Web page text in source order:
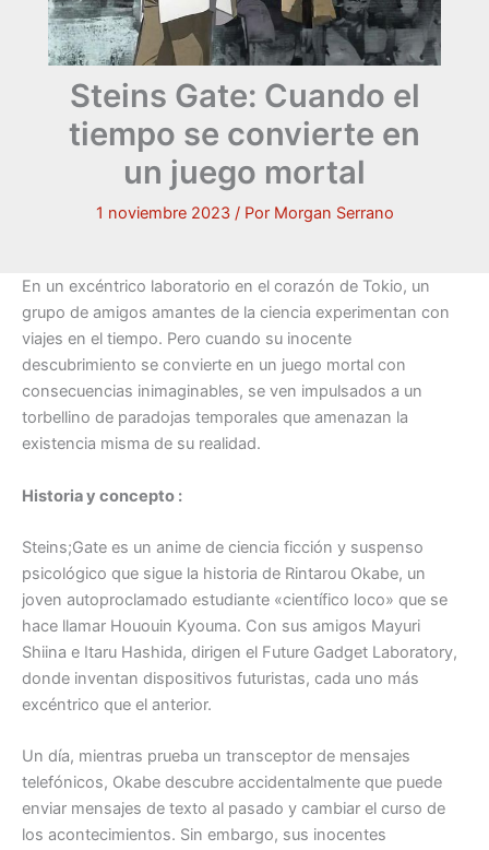
Steins Gate: Cuando el
tiempo se convierte en
un juego mortal
1 noviembre 2023 / Por Morgan Serrano
En un excéntrico laboratorio en el corazón de Tokio, un
grupo de amigos amantes de la ciencia experimentan con
viajes en el tiempo. Pero cuando su inocente
descubrimiento se convierte en un juego mortal con
consecuencias inimaginables, se ven impulsados ​​a un
torbellino de paradojas temporales que amenazan la
existencia misma de su realidad.
Historia y concepto :
Steins;Gate es un anime de ciencia ficción y suspenso
psicológico que sigue la historia de Rintarou Okabe, un
joven autoproclamado estudiante «científico loco» que se
hace llamar Hououin Kyouma. Con sus amigos Mayuri
Shiina e Itaru Hashida, dirigen el Future Gadget Laboratory,
donde inventan dispositivos futuristas, cada uno más
excéntrico que el anterior.
Un día, mientras prueba un transceptor de mensajes
telefónicos, Okabe descubre accidentalmente que puede
enviar mensajes de texto al pasado y cambiar el curso de
los acontecimientos. Sin embargo, sus inocentes